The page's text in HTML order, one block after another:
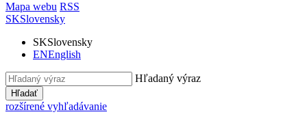
Mapa webu RSS
SKSlovensky
SKSlovensky
ENEnglish
Hľadaný výraz
Hľadať
rozšírené vyhľadávanie